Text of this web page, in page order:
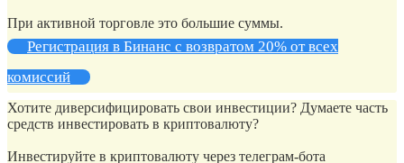
При активной торговле это большие суммы.
Регистрация в Бинанс с возвратом 20% от всех
комиссий
Хотите диверсифицировать свои инвестиции? Думаете часть
средств инвестировать в криптовалюту?
Инвестируйте в криптовалюту через телеграм-бота